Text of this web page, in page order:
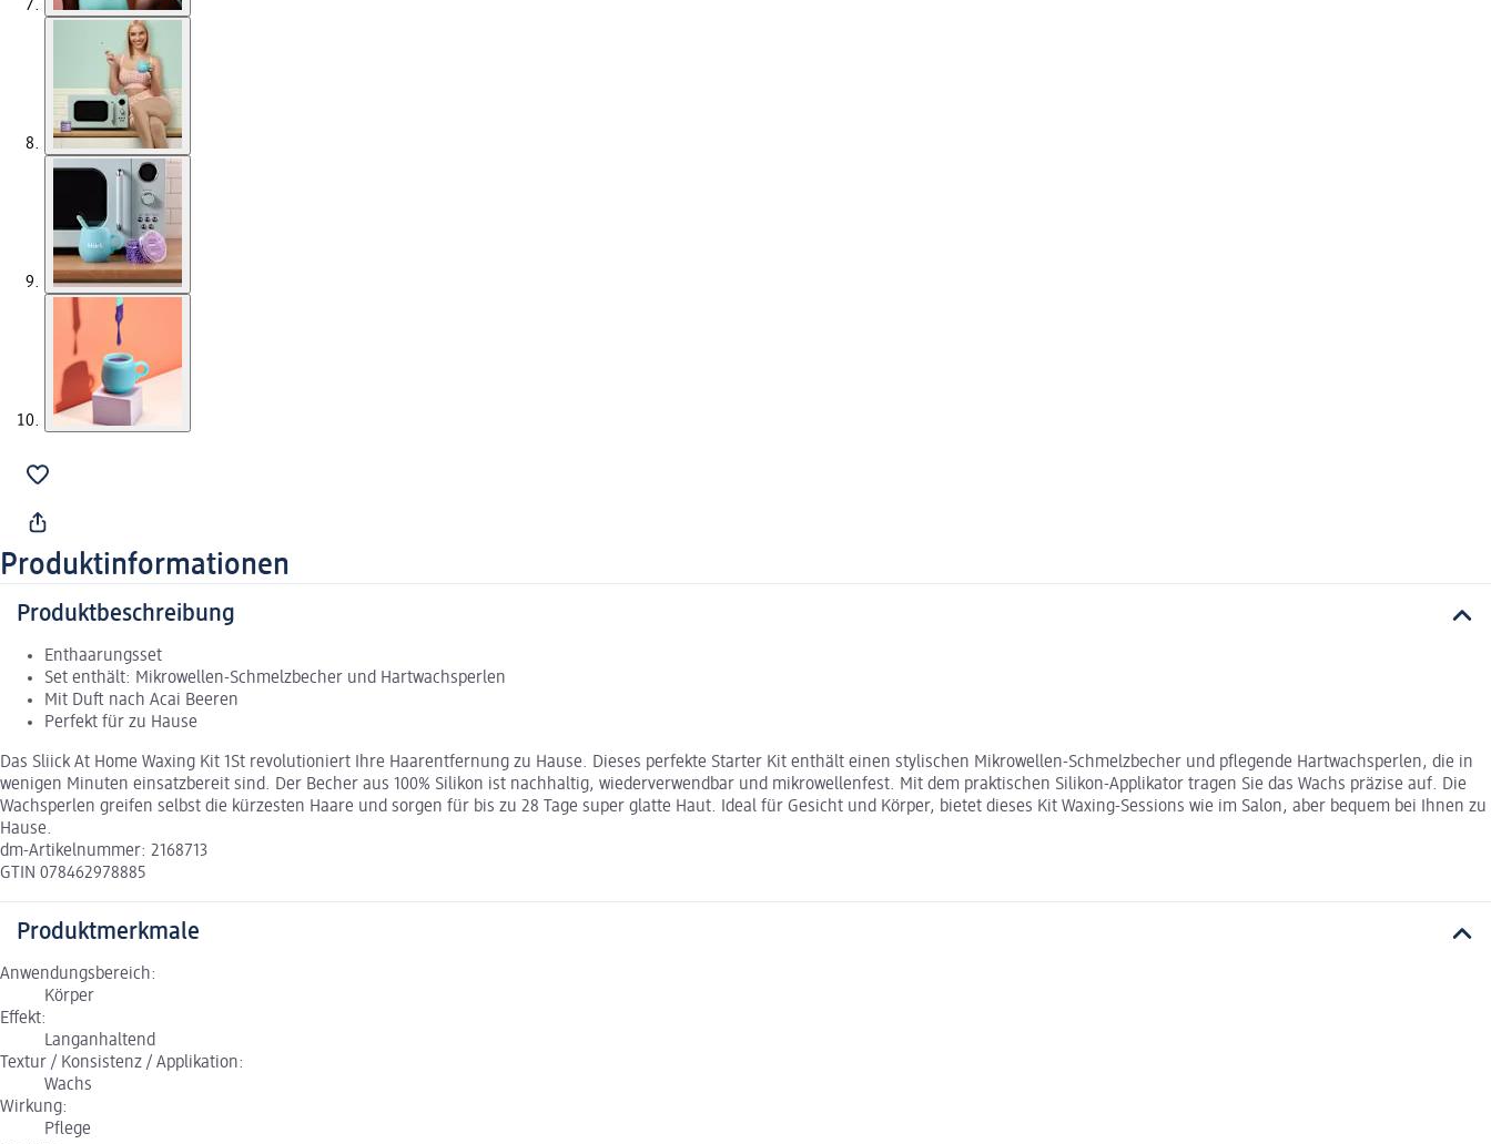
Produktinformationen
Produktbeschreibung
Enthaarungsset
Set enthält: Mikrowellen-Schmelzbecher und Hartwachsperlen
Mit Duft nach Acai Beeren
Perfekt für zu Hause
Das Sliick At Home Waxing Kit 1St revolutioniert Ihre Haarentfernung zu Hause. Dieses perfekte Starter Kit enthält einen stylischen Mikrowellen-Schmelzbecher und pflegende Hartwachsperlen, die in
wenigen Minuten einsatzbereit sind. Der Becher aus 100% Silikon ist nachhaltig, wiederverwendbar und mikrowellenfest. Mit dem praktischen Silikon-Applikator tragen Sie das Wachs präzise auf. Die
Wachsperlen greifen selbst die kürzesten Haare und sorgen für bis zu 28 Tage super glatte Haut. Ideal für Gesicht und Körper, bietet dieses Kit Waxing-Sessions wie im Salon, aber bequem bei Ihnen zu
Hause.
dm-Artikelnummer: 2168713
GTIN 078462978885
Produktmerkmale
Anwendungsbereich:
Körper
Effekt:
Langanhaltend
Textur / Konsistenz / Applikation:
Wachs
Wirkung:
Pflege